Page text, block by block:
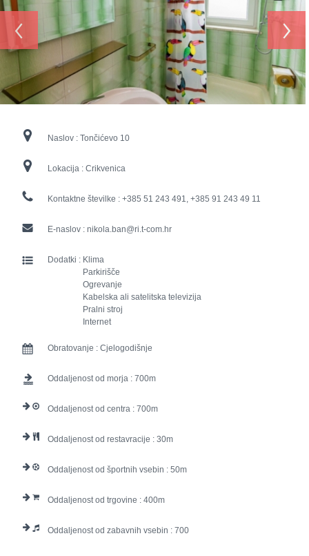
‹ ›
Naslov : Tončićevo 10
Lokacija : Crikvenica
Kontaktne številke : +385 51 243 491, +385 91 243 49 11
E-naslov : nikola.ban@ri.t-com.hr
Dodatki : Klima
Parkirišče
Ogrevanje
Kabelska ali satelitska televizija
Pralni stroj
Internet
Obratovanje : Cjelogodišnje
Oddaljenost od morja : 700
Oddaljenost od centra : 700
Oddaljenost od restavracije : 30
Oddaljenost od športnih vsebin : 50
Oddaljenost od trgovine : 400
Oddaljenost od zabavnih vsebin : 700